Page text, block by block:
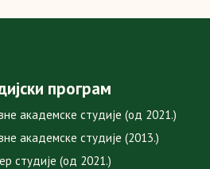
програм
академске студије (од 2021.)
академске студије (2013.)
студије (од 2021.)